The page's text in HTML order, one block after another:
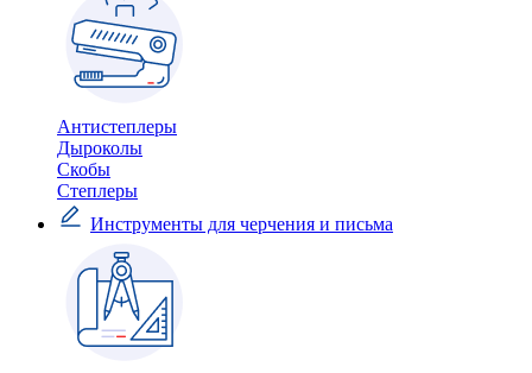
Антистеплеры
Дыроколы
Скобы
Степлеры
Инструменты для черчения и письма